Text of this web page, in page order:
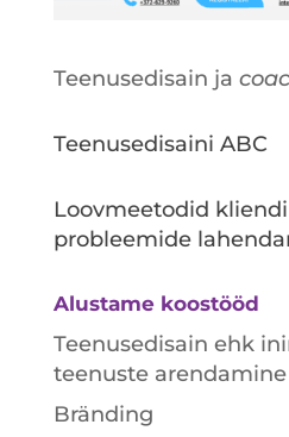
Teenusedisain ja
Teenusedisaini ABC
Loovmeetodid
probleemide
Alustame koostööd
Teenusedisain ehk
teenuste arendamine
Bränding